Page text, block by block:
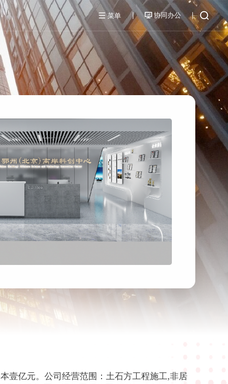
菜单 协同办公
壹亿元。公司经营范围：土石方工程施工,非居